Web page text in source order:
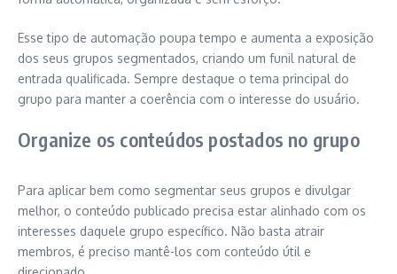
Esse tipo de automação poupa tempo e aumenta a exposição
dos seus grupos segmentados, criando um funil natural de
entrada qualificada. Sempre destaque o tema principal do
grupo para manter a coerência com o interesse do usuário.
Organize os conteúdos postados no grupo
Para aplicar bem como segmentar seus grupos e divulgar
melhor, o conteúdo publicado precisa estar alinhado com os
interesses daquele grupo específico. Não basta atrair
membros, é preciso mantê-los com conteúdo útil e